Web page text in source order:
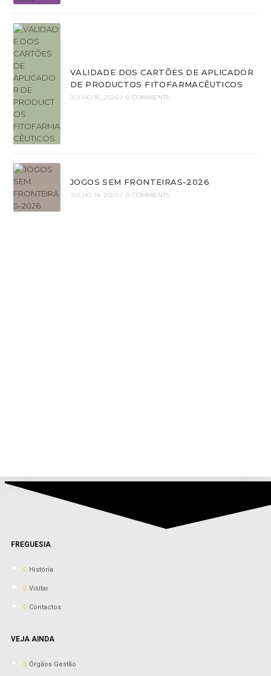
VALIDADE DOS CARTÕES DE APLICADOR
DE PRODUCTOS FITOFARMACÊUTICOS
JULHO 16, 2026 / 0 COMMENTS
JOGOS SEM FRONTEIRAS-2026
JULHO 14, 2026 / 0 COMMENTS
FREGUESIA
História
Visitar
Contactos
VEJA AINDA
Órgãos Gestão